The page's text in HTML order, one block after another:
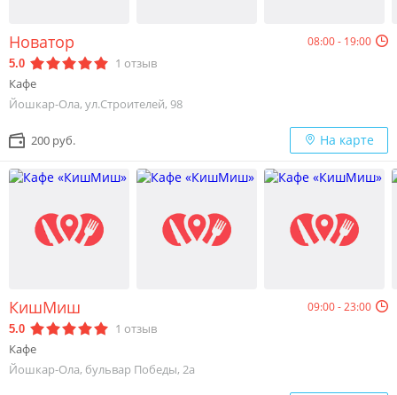
Новатор 08:00 - 19:00
5.0 1 отзыв
Кафе
Йошкар-Ола, ул.Строителей, 98
200 руб. На карте
КишМиш 09:00 - 23:00
5.0 1 отзыв
Кафе
Йошкар-Ола, бульвар Победы, 2а